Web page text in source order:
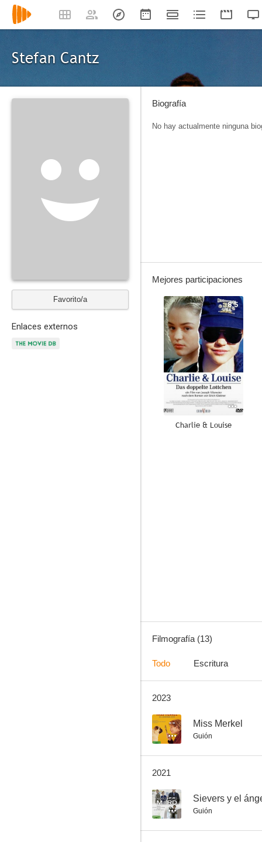
Stefan Cantz
Favorito/a
Enlaces externos
Biografía
No hay actualmente ninguna
Mejores participaciones
8.5
Charlie & Louise
--
Filmografía (13)
Todo Escritura
2023
-- Miss Merkel
Guión
2021
-- Sievers y el
Guión